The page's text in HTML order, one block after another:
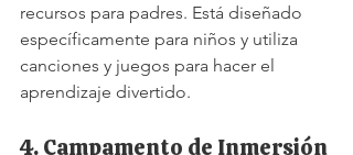
recursos para padres. Está diseñado
específicamente para niños y utiliza
canciones y juegos para hacer el
aprendizaje divertido.
4. Campamento de Inmersión